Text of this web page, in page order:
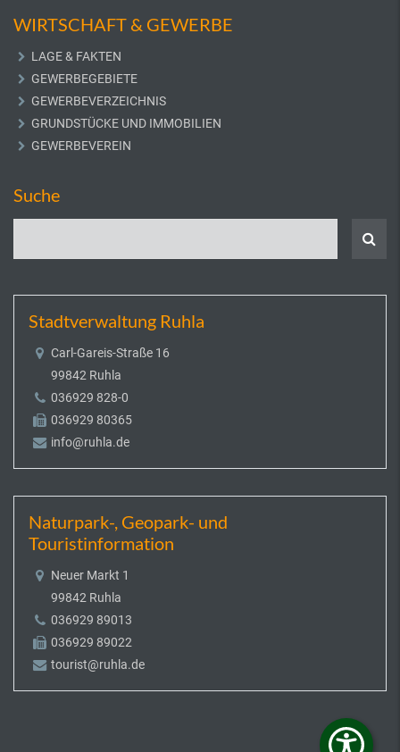
WIRTSCHAFT & GEWERBE
LAGE & FAKTEN
GEWERBEGEBIETE
GEWERBEVERZEICHNIS
GRUNDSTÜCKE UND IMMOBILIEN
GEWERBEVEREIN
Suche
Stadtverwaltung Ruhla
Carl-Gareis-Straße 16
99842 Ruhla
036929 828-0
036929 80365
info@ruhla.de
Naturpark-, Geopark- und
Touristinformation
Neuer Markt 1
99842 Ruhla
036929 89013
036929 89022
tourist@ruhla.de